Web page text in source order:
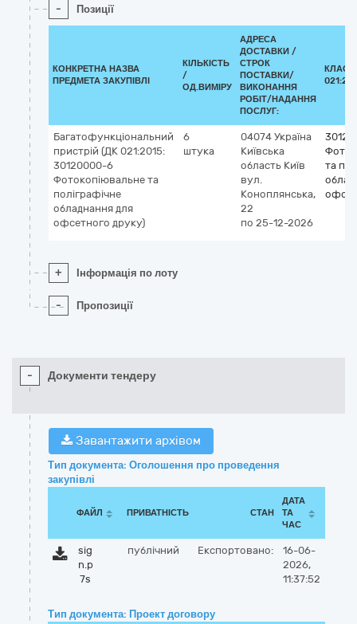
- Позиції
КОНКРЕТНА НАЗВА
ПРЕДМЕТА ЗАКУПІВЛІ
КІЛЬКІСТЬ
/
ОД.ВИМІРУ
АДРЕСА
ДОСТАВКИ /
СТРОК
ПОСТАВКИ/
ВИКОНАННЯ
РОБІТ/НАДАННЯ
ПОСЛУГ:
Багатофункціональний
пристрій (ДК 021:2015:
30120000-6
Фотокопіювальне та
поліграфічне
обладнання для
офсетного друку)
6
штука
04074 Україна
Київська
область Київ
вул.
Коноплянська,
22
по 25-12-2026
та
+ Інформація по лоту
- Пропозиції
- Документи тендеру
Завантажити архівом
Тип документа: Оголошення про проведення
закупівлі
ФАЙЛ ПРИВАТНІСТЬ СТАН
ДАТА
ТА
ЧАС
sig
n.p
7s
публічний Експортовано:
16-06-
2026,
11:37:52
Тип документа: Проект договору